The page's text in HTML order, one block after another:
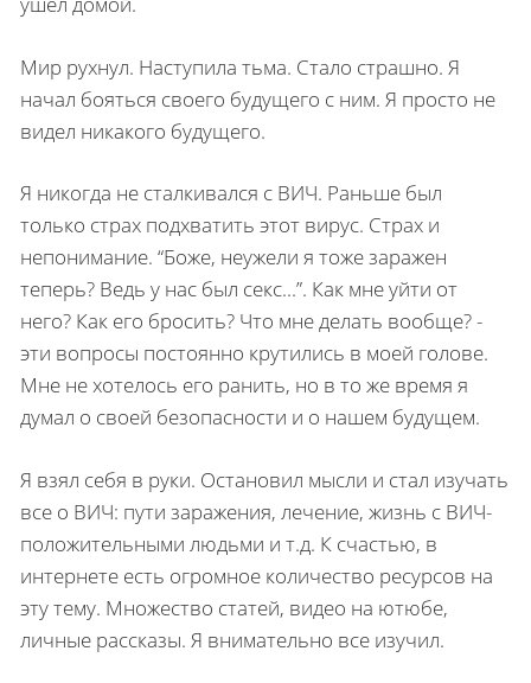
Мир рухнул. Наступила тьма. Стало страшно. Я
начал бояться своего будущего с ним. Я просто не
видел никакого будущего.
Я никогда не сталкивался с ВИЧ. Раньше был
только страх подхватить этот вирус. Страх и
непонимание. “Боже, неужели я тоже заражен
теперь? Ведь у нас был секс...”. Как мне уйти от
него? Как его бросить? Что мне делать вообще? -
эти вопросы постоянно крутились в моей голове.
Мне не хотелось его ранить, но в то же время я
думал о своей безопасности и о нашем будущем.
Я взял себя в руки. Остановил мысли и стал изучать
все о ВИЧ: пути заражения, лечение, жизнь с ВИЧ-
положительными людьми и т.д. К счастью, в
интернете есть огромное количество ресурсов на
эту тему. Множество статей, видео на ютюбе,
личные рассказы. Я внимательно все изучил.